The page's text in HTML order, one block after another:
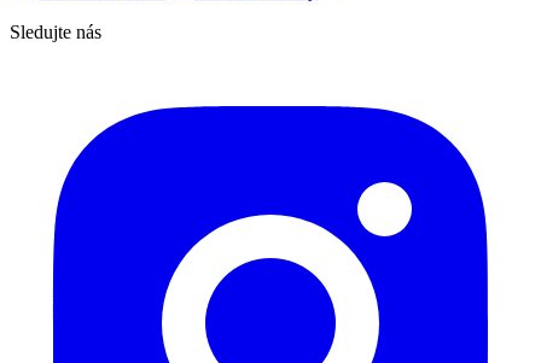
Sledujte nás